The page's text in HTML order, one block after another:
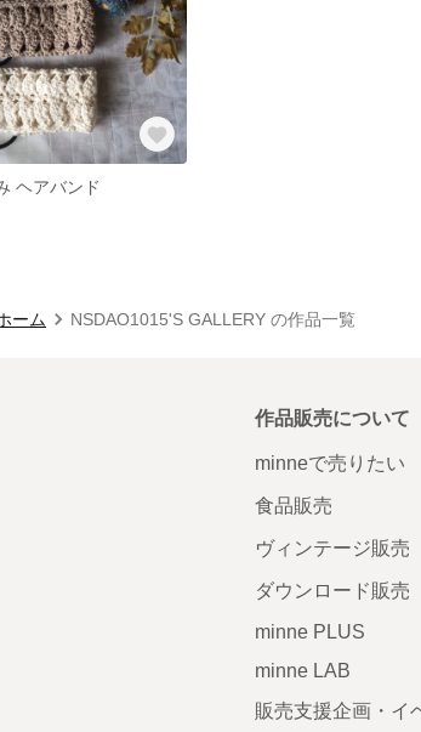
ヘアバンド
ーム NSDAO1015'S GALLERY の作品一覧
作品販売について
minneで売りたい
食品販売
ヴィンテージ販売
ダウンロード販売
minne PLUS
minne LAB
販売支援企画・イ